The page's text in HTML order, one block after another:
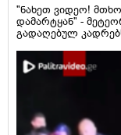
"ნახეთ ვიდეო!
დამარტყან" -
გადაღებულ